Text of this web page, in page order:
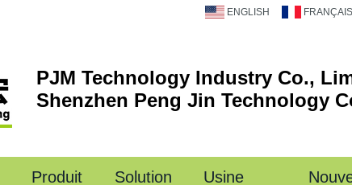
ENGLISH FRANÇAIS
PJM Technology Industry Co.,
Shenzhen Peng Jin Technology
Produit Solution Usine